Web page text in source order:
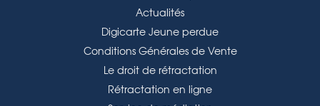
Actualités
Digicarte Jeune perdue
Conditions Générales de Vente
Le droit de rétractation
Rétractation en ligne